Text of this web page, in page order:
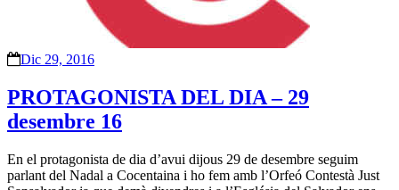
Dic 29, 2016
PROTAGONISTA DEL DIA – 29
desembre 16
En el protagonista de dia d’avui dijous 29 de desembre seguim
parlant del Nadal a Cocentaina i ho fem amb l’Orfeó Contestà Just